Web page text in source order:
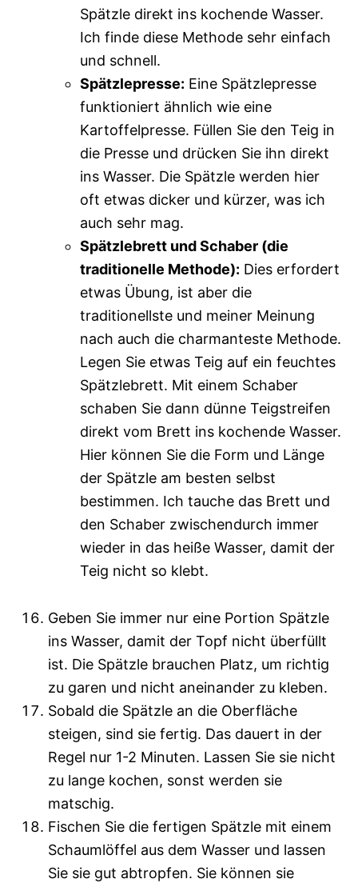
Spätzle direkt ins kochende Wasser.
Ich finde diese Methode sehr einfach
und schnell.
Spätzlepresse: Eine Spätzlepresse
funktioniert ähnlich wie eine
Kartoffelpresse. Füllen Sie den Teig in
die Presse und drücken Sie ihn direkt
ins Wasser. Die Spätzle werden hier
oft etwas dicker und kürzer, was ich
auch sehr mag.
Spätzlebrett und Schaber (die
traditionelle Methode): Dies erfordert
etwas Übung, ist aber die
traditionellste und meiner Meinung
nach auch die charmanteste Methode.
Legen Sie etwas Teig auf ein feuchtes
Spätzlebrett. Mit einem Schaber
schaben Sie dann dünne Teigstreifen
direkt vom Brett ins kochende Wasser.
Hier können Sie die Form und Länge
der Spätzle am besten selbst
bestimmen. Ich tauche das Brett und
den Schaber zwischendurch immer
wieder in das heiße Wasser, damit der
Teig nicht so klebt.
Geben Sie immer nur eine Portion Spätzle
ins Wasser, damit der Topf nicht überfüllt
ist. Die Spätzle brauchen Platz, um richtig
zu garen und nicht aneinander zu kleben.
Sobald die Spätzle an die Oberfläche
steigen, sind sie fertig. Das dauert in der
Regel nur 1-2 Minuten. Lassen Sie sie nicht
zu lange kochen, sonst werden sie
matschig.
Fischen Sie die fertigen Spätzle mit einem
Schaumlöffel aus dem Wasser und lassen
Sie sie gut abtropfen. Sie können sie